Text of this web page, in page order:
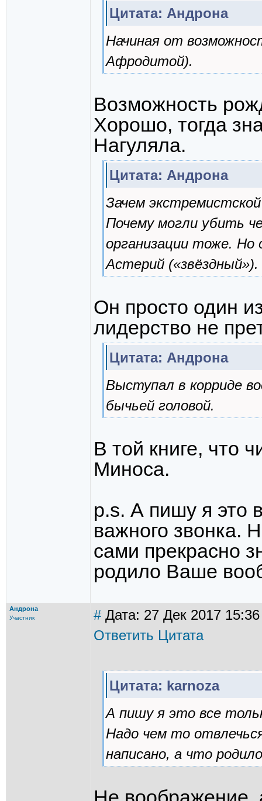
Цитата: Андрона
Начиная от
Афродитой).
Возможность
Хорошо, тогда
Нагуляла.
Цитата: Андрона
Зачем
Почему могли убить
организации тоже.
Астерий («звёздный»).
Он просто один
лидерство не
Цитата: Андрона
Выступал в корриде
бычьей головой.
В той книге, что
Миноса.
p.s. А пишу я это
важного звонка.
сами прекрасно
родило Ваше
Андрона
Участник #Дата: 27 Дек 2017
Ответить Цитата
Цитата: karnoza
А пишу я это все
Надо чем то
написано, а что